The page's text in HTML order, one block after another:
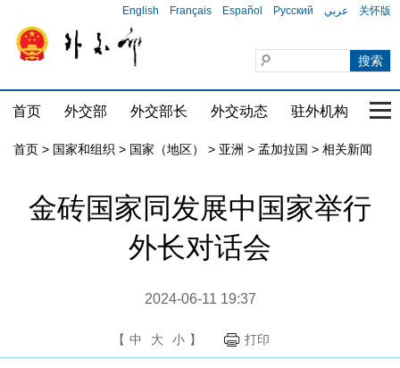
English Français Español Русский عربي 关怀版
首页 外交部 外交部长 外交动态 驻外机构 国
首页 > 国家和组织 > 国家（地区） > 亚洲 > 孟加拉国 > 相关新闻
金砖国家同发展中国家举行
外长对话会
2024-06-11 19:37
【 中 大 小 】 打印